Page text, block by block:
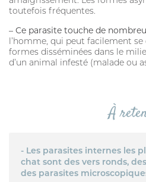
toutefois fréquentes.
– Ce parasite touche de
l’homme, qui peut facilement
formes disséminées dans le
d’un animal infesté (malade ou
À
- Les parasites internes les
chat sont des vers ronds,
des parasites